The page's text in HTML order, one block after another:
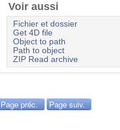
Voir aussi
Fichier et dossier
Get 4D file
Object to path
Path to object
ZIP Read archive
Page préc. Page suiv.